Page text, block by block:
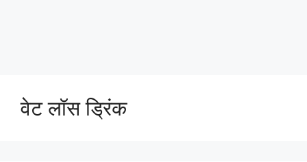
वेट लॉस ड्रिंक